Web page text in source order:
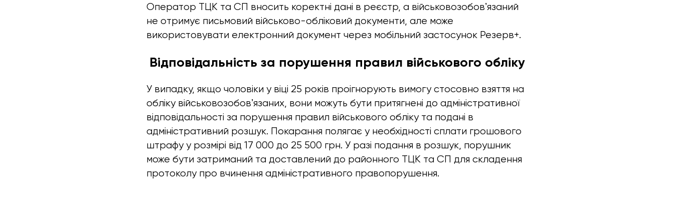
Оператор ТЦК та СП вносить коректні дані в реєстр, а військовозобовʼязаний
не отримує письмовий військово-обліковий документи, але може
використовувати електронний документ через мобільний застосунок Резерв+.
Відповідальність за порушення правил військового обліку
У випадку, якщо чоловіки у віці 25 років проігнорують вимогу стосовно взяття на
обліку військовозобовʼязаних, вони можуть бути притягнені до адміністративної
відповідальності за порушення правил військового обліку та подані в
адміністративний розшук. Покарання полягає у необхідності сплати грошового
штрафу у розмірі від 17 000 до 25 500 грн. У разі подання в розшук, порушник
може бути затриманий та доставлений до районного ТЦК та СП для складення
протоколу про вчинення адміністративного правопорушення.